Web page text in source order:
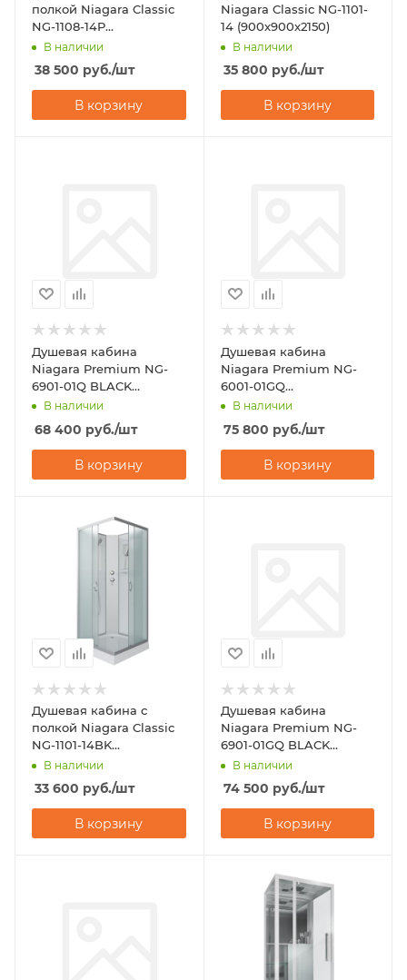
полкой Niagara Classic
NG-1108-14P
(900х900х2150)
В наличии
38 500 руб./шт
В корзину
Niagara Classic NG-1101-
14 (900х900х2150)
В наличии
35 800 руб./шт
В корзину
Душевая кабина
Niagara Premium NG-
6901-01Q BLACK
(900х900х2100)
В наличии
68 400 руб./шт
В корзину
Душевая кабина
Niagara Premium NG-
6001-01GQ
(900х900х2100)
В наличии
75 800 руб./шт
В корзину
Душевая кабина с
полкой Niagara Classic
NG-1101-14BK
(900х900х2000)
В наличии
33 600 руб./шт
В корзину
Душевая кабина
Niagara Premium NG-
6901-01GQ BLACK
(900х900х2100)
В наличии
74 500 руб./шт
В корзину